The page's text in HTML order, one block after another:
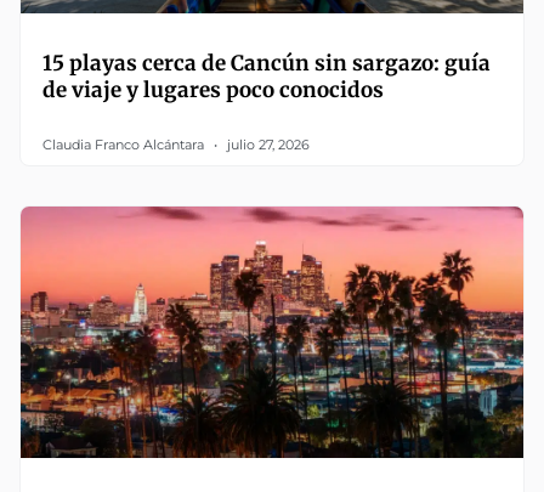
15 playas cerca de Cancún sin sargazo: guía
de viaje y lugares poco conocidos
Claudia Franco Alcántara julio 27, 2026